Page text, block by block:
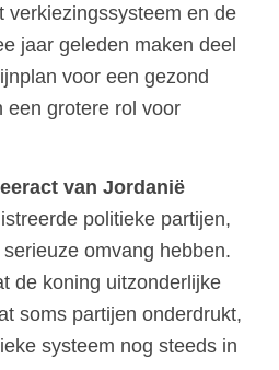
verkiezingssysteem en de
jaar geleden maken deel
voor een gezond
een grotere rol voor
van Jordanië
politieke partijen,
omvang hebben.
de koning uitzonderlijke
soms partijen onderdrukt,
systeem nog steeds in